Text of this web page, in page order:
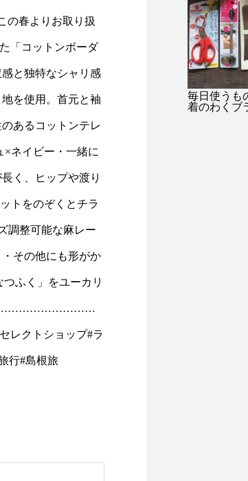
枚でコー
のあるコ
た締め付
・一緒に
ルエル型
巾がゆっ
ver.』
トはゴム
もついて
・・そ
シロツメ
ふく」を
の春よりお取り扱
「コットンボーダ
と独特なシャリ感
を使用。首元と袖
あるコットンテレ
ネイビー・一緒に
く、ヒップや渡り
トをのぞくとチラ
調整可能な麻レー
その他にも形がか
ふく」をユーカリ
レクトショップ#ラ
行#島根旅
のア
セス
用を
す
#ユ
クト
ルシ
毎日使うも
着のわくブ